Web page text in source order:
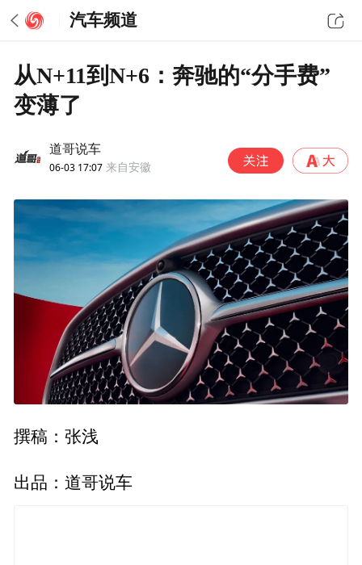
汽车频道
从N+11到N+6：奔驰的“分手费”
变薄了
道哥说车
06-03 17:07 来自安徽
撰稿：张浅
出品：道哥说车